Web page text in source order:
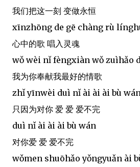
我们把这一刻 变做永恒
xīnzhōng de gē chàng rù
心中的歌 唱入灵魂
wǒ wèi nǐ fèngxiàn wǒ zuìhǎo
我为你奉献我最好的情歌
zhǐ yīnwèi duì nǐ ài ài ài bù
只因为对你 爱 爱 爱不完
duì nǐ ài ài ài bù wán
对你爱 爱 爱不完
wǒmen shuōhǎo yǒngyuǎn ài